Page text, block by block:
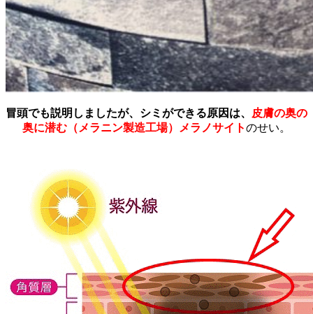
冒頭でも説明しましたが、シミができる原因は、
皮膚の奥の
奥に潜む（メラニン製造工場）メラノサイトのせい。